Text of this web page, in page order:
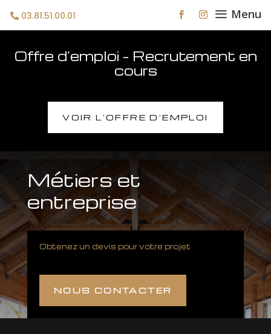
03.81.51.00.01 a Menu
Offre d’emploi – Recrutement en
cours
VOIR L'OFFRE D'EMPLOI
Métiers et
entreprise
Obtenez un devis pour votre projet
NOUS CONTACTER